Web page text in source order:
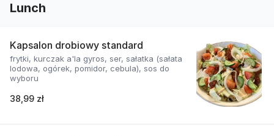
Lunch
Kapsalon drobiowy standard
frytki, kurczak a'la gyros, ser, sałatka (sałata
lodowa, ogórek, pomidor, cebula), sos do
wyboru
38,99 zł